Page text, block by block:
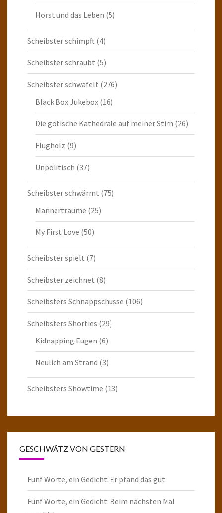
Horst und das Leben (5)
Scheibster schimpft (4)
Scheibster schraubt (5)
Scheibster schwafelt (276)
Black Box Jukebox (16)
Die gotische Kathedrale auf meiner Stirn (26)
Flugholz (9)
Unpolitisch (37)
Scheibster schwärmt (75)
Männerträume (25)
My First Love (50)
Scheibster spielt (7)
Scheibster zeichnet (8)
Scheibsters Schnappschüsse (106)
Scheibsters Shorties (29)
Kidnapping Eugen (6)
Neulich am Strand (3)
Scheibsters Showtime (13)
GESCHWÄTZ VON GESTERN
Fünf Worte, ein Gedicht: Er pfand das gut
Fünf Worte, ein Gedicht: Beim nächsten Mal